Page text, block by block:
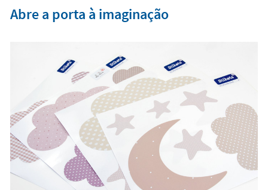
Abre a porta à imaginação